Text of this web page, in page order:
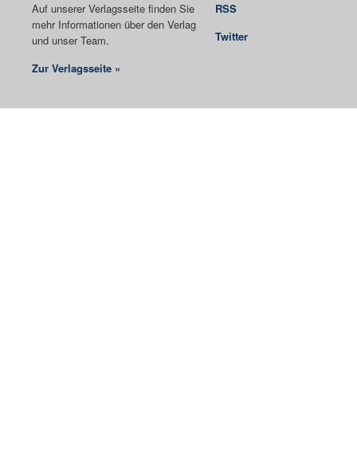
Auf unserer Verlagsseite finden Sie
mehr Informationen über den Verlag
und unser Team.
Zur Verlagsseite »
RSS
Twitter